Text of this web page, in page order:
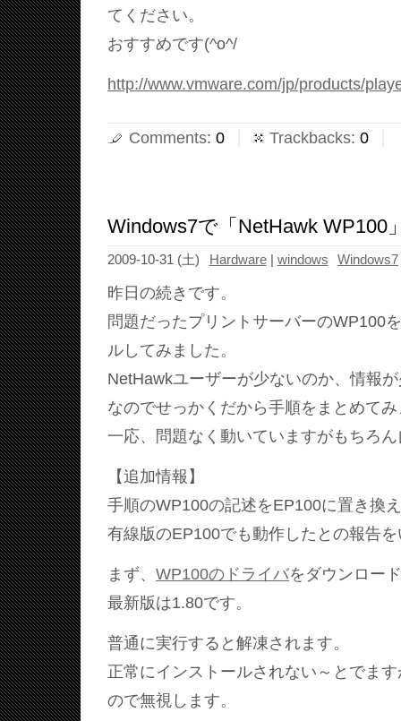
てください。
おすすめです(^o^/
http://www.vmware.com/jp/products/
Comments: 0 Trackbacks: 0
Windows7で「NetHawk WP100
2009-10-31 (土) Hardware| windows Windows7
昨日の続きです。
問題だったプリントサーバーのWP100
ルしてみました。
NetHawkユーザーが少ないのか、情報
なのでせっかくだから手順をまとめて
一応、問題なく動いていますがもちろ
【追加情報】
手順のWP100の記述をEP100に置き換
有線版のEP100でも動作したとの報告
まず、 WP100のドライバをダウンロー
最新版は1.80です。
普通に実行すると解凍されます。
正常にインストールされない～とでま
ので無視します。